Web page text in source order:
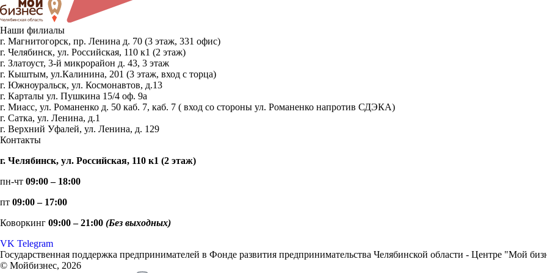
Наши филиалы
г. Магнитогорск, пр. Ленина д. 70 (3 этаж, 331 офис)
г. Челябинск, ул. Российская, 110 к1 (2 этаж)
г. Златоуст, 3-й микрорайон д. 43, 3 этаж
г. Кыштым, ул.Калинина, 201 (3 этаж, вход с торца)
г. Южноуральск, ул. Космонавтов, д.13
г. Карталы ул. Пушкина 15/4 оф. 9а
г. Миасс, ул. Романенко д. 50 каб. 7, каб. 7 ( вход со стороны ул. Романенко напротив СДЭКА)
г. Сатка, ул. Ленина, д.1
г. Верхний Уфалей, ул. Ленина, д. 129
Контакты
г. Челябинск, ул. Российская, 110 к1 (2 этаж)
пн-чт 09:00 – 18:00
пт 09:00 – 17:00
Коворкинг 09:00 – 21:00 (Без выходных)
VK Telegram
Государственная поддержка предпринимателей в Фонде развития предпринимательства Челябинской области - Центре "Мой
© Мойбизнес, 2026